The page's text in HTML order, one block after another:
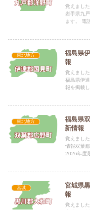
覚えまし
岩手県九
ます。 電
東北地方
福島県
報
覚えまし
福島県伊
報を掲載
東北地方
福島県
新情報
覚えまし
情報双葉
2026年度
宮城
宮城県
報
覚えまし